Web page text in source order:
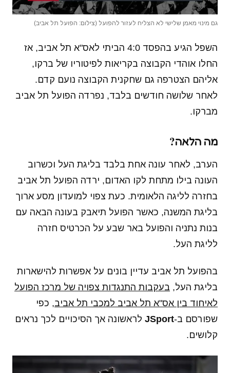
גם מינוי מאמן שלישי לא הצליח לעזור להפועל (צילום: הפועל תל אביב)
השפל הגיע בהפסד 4:0 הביתי לאס"א תל אביב, אז
החלו אוהדי הקבוצה בקריאות לפיטוריו של ברקו,
אליהם הצטרפה גם שחקנית הקבוצה נועם קדם.
לאחר שלושה חודשים בלבד, נפרדה הפועל תל אביב
מברקו.
מה הלאה?
הערב, לאחר עונה אחת בלבד בליגת העל וכשרוב
העונה בילו מתחת לקו האדום, ירדה הפועל תל אביב
בחזרה לליגה הלאומית. כעת צפוי למועדון מסע ארוך
בליגת המשנה, כאשר הפועל תיאבק בעונה הבאה עם
בנות נתניה והפועל באר שבע על הכרטיס חזרה
לליגת העל.
בהפועל תל אביב עדיין בונים על אפשרות להישארות
בליגת העל, בעקבות התנגדות צפויה של מרכז הפועל
לאיחוד בין אס"א תל אביב למכבי תל אביב, כפי
שפורסם ב-JSport לראשונה אך הסיכויים לכך נראים
קלושים.